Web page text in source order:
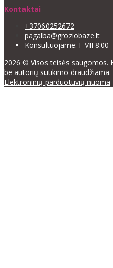
Kontaktai
+37060252672
pagalba@groziobaze.lt
Konsultuojame: I–VII
2026 © Visos teisės saugomos.
be autorių sutikimo draudžiama.
Elektroninių parduotuvių nuoma